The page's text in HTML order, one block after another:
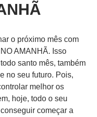
o próximo mês com
AMANHÃ. Isso
santo mês, também
no seu futuro. Pois,
melhor os
hoje, todo o seu
começar a